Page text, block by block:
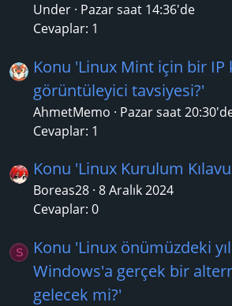
Under Pazar saat 14:36'de
Cevaplar: 1
Konu 'Linux Mint için bir IP
görüntüleyici tavsiyesi?'
AhmetMemo
Pazar saat
Cevaplar: 1
Konu 'Linux Kurulum
Boreas28 8 Aralık 2024
Cevaplar: 0
S
Konu 'Linux önümüzdeki
Windows'a gerçek bir
gelecek mi?'